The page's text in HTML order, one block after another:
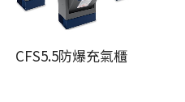
CFS5.5防爆充氣櫃